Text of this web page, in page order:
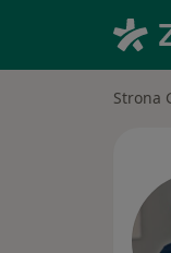
Strona